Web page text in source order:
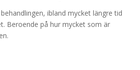
ibland mycket längre tid
Beroende på hur mycket som är